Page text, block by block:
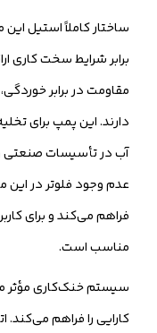
ساختار کاملاً استیل
برابر شرایط سخت کاری
مقاومت در برابر
دارند. این پمپ برای
آب در تأسیسات صنعتی
عدم وجود فلوتر در این
فراهم می‌کند و برای
مناسب است.
سیستم خنک‌کاری مؤثر